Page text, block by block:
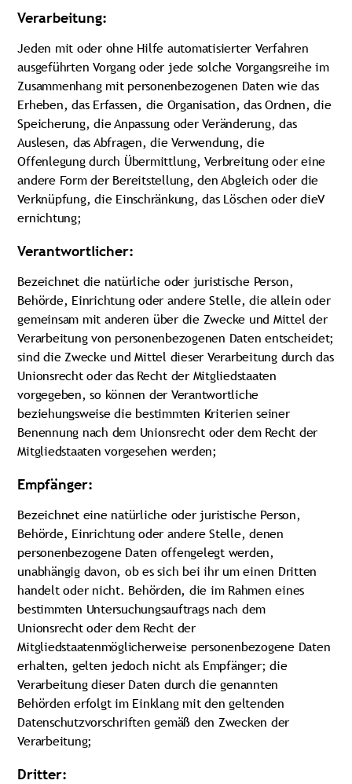
Verarbeitung:
Jeden mit oder ohne Hilfe automatisierter Verfahren
ausgeführten Vorgang oder jede solche Vorgangsreihe im
Zusammenhang mit personenbezogenen Daten wie das
Erheben, das Erfassen, die Organisation, das Ordnen, die
Speicherung, die Anpassung oder Veränderung, das
Auslesen, das Abfragen, die Verwendung, die
Offenlegung durch Übermittlung, Verbreitung oder eine
andere Form der Bereitstellung, den Abgleich oder die
Verknüpfung, die Einschränkung, das Löschen oder dieV
ernichtung;
Verantwortlicher:
Bezeichnet die natürliche oder juristische Person,
Behörde, Einrichtung oder andere Stelle, die allein oder
gemeinsam mit anderen über die Zwecke und Mittel der
Verarbeitung von personenbezogenen Daten entscheidet;
sind die Zwecke und Mittel dieser Verarbeitung durch das
Unionsrecht oder das Recht der Mitgliedstaaten
vorgegeben, so können der Verantwortliche
beziehungsweise die bestimmten Kriterien seiner
Benennung nach dem Unionsrecht oder dem Recht der
Mitgliedstaaten vorgesehen werden;
Empfänger:
Bezeichnet eine natürliche oder juristische Person,
Behörde, Einrichtung oder andere Stelle, denen
personenbezogene Daten offengelegt werden,
unabhängig davon, ob es sich bei ihr um einen Dritten
handelt oder nicht. Behörden, die im Rahmen eines
bestimmten Untersuchungsauftrags nach dem
Unionsrecht oder dem Recht der
Mitgliedstaatenmöglicherweise personenbezogene Daten
erhalten, gelten jedoch nicht als Empfänger; die
Verarbeitung dieser Daten durch die genannten
Behörden erfolgt im Einklang mit den geltenden
Datenschutzvorschriften gemäß den Zwecken der
Verarbeitung;
Dritter: